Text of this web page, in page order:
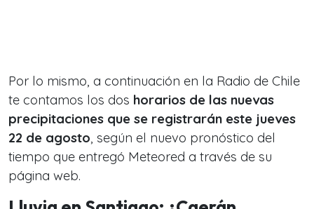
Por lo mismo, a continuación en la Radio de Chile
te contamos los dos horarios de las nuevas
precipitaciones que se registrarán este jueves
22 de agosto, según el nuevo pronóstico del
tiempo que entregó Meteored a través de su
página web.